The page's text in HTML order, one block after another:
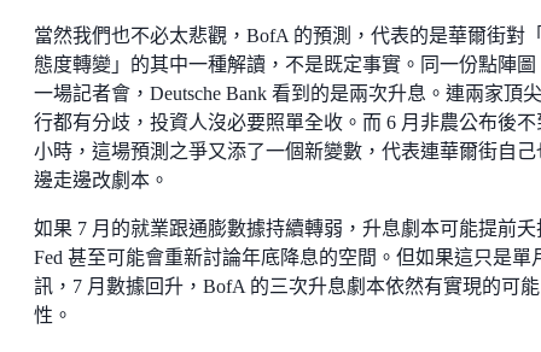
當然我們也不必太悲觀，BofA 的預測，代表的是華爾街對
態度轉變」的其中一種解讀，不是既定事實。同一份點陣圖
一場記者會，Deutsche Bank 看到的是兩次升息。連兩家頂
行都有分歧，投資人沒必要照單全收。而 6 月非農公布後不
小時，這場預測之爭又添了一個新變數，代表連華爾街自己
邊走邊改劇本。
如果 7 月的就業跟通膨數據持續轉弱，升息劇本可能提前夭
Fed 甚至可能會重新討論年底降息的空間。但如果這只是單
訊，7 月數據回升，BofA 的三次升息劇本依然有實現的可能
性。